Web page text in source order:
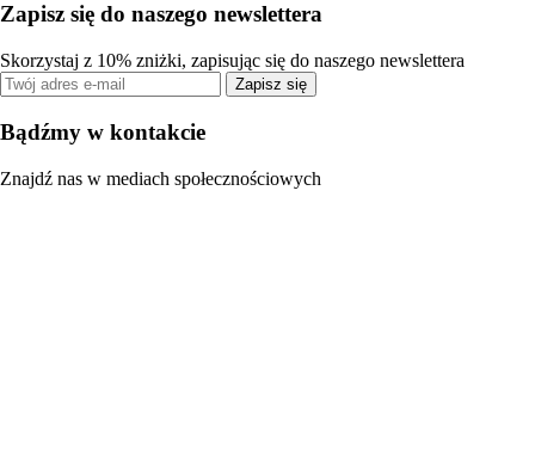
Zapisz się do naszego newslettera
Skorzystaj z 10% zniżki, zapisując się do naszego newslettera
Zapisz się
Bądźmy w kontakcie
Znajdź nas w mediach społecznościowych